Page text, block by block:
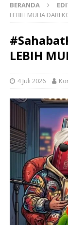
BERANDA
LEBIH MULIA DARI
LEBIH
4 Juli 2026